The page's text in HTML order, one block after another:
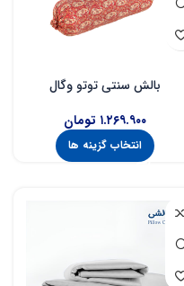
بالش سنتی توتو وگال
۱.۲۶۹.۹۰۰ تومان
انتخاب گزینه ها